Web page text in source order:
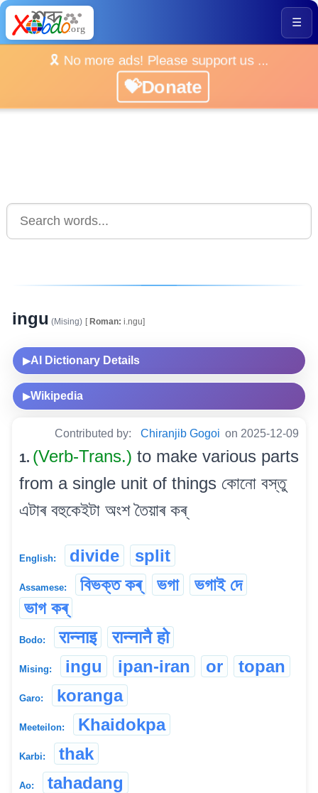
☰
🎗️ No more ads! Please support us ...
💝Donate
ingu (Mising) [Roman: i.ngu]
▶AI Dictionary Details
▶Wikipedia
Contributed by: Chiranjib Gogoi on 2025-12-09
1. (Verb-Trans.) to make various parts
from a single unit of things কোনো বস্তু
এটাৰ বহুকেইটা অংশ তৈয়াৰ কৰ্
English: divide split
Assamese: বিভক্ত কৰ্‌ ভগা
ভগাই দে
ভাগ কৰ্‌
Bodo: रान्नाइ रान्नानै हो
Mising: ingu ipan-iran or topan
Garo: koranga
Meeteilon: Khaidokpa
Karbi: thak
Ao: tahadang